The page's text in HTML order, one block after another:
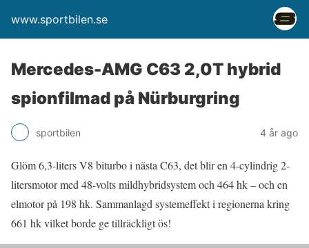
www.sportbilen.se
Mercedes-AMG C63 2,0T hybrid
spionfilmad på Nürburgring
sportbilen 4 år ago
Glöm 6,3-liters V8 biturbo i nästa C63, det blir en 4-cylindrig 2-
litersmotor med 48-volts mildhybridsystem och 464 hk – och en
elmotor på 198 hk. Sammanlagd systemeffekt i regionerna kring
661 hk vilket borde ge tillräckligt ös!